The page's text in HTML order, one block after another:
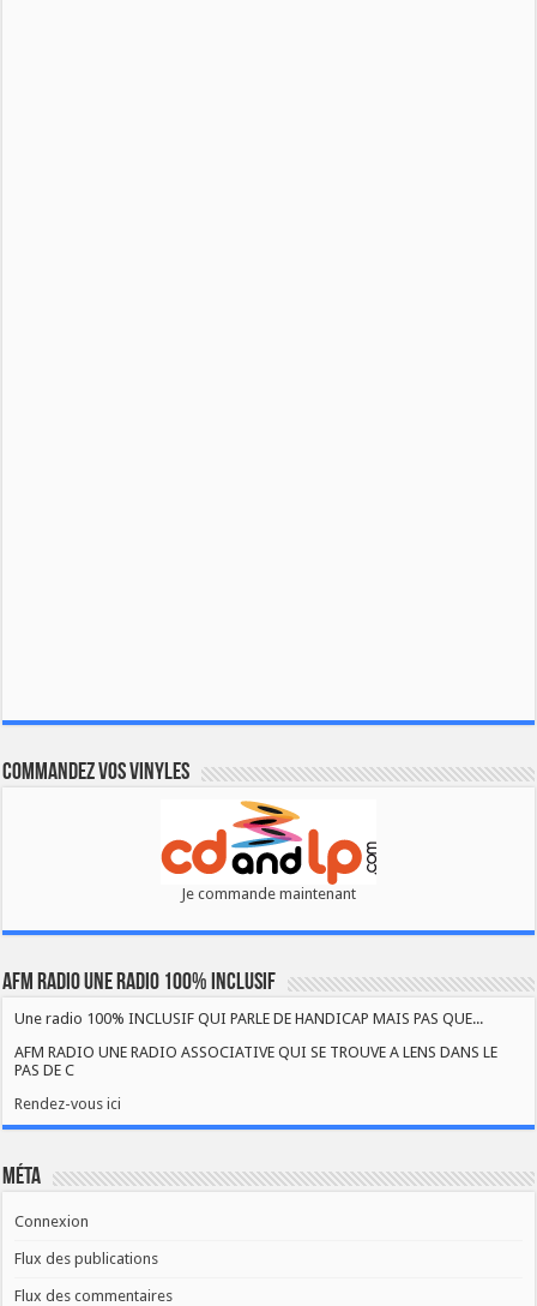
Commandez vos vinyles
Je commande maintenant
AFM RADIO UNE RADIO 100% INCLUSIF
Une radio 100% INCLUSIF QUI PARLE DE HANDICAP MAIS PAS QUE...
AFM RADIO UNE RADIO ASSOCIATIVE QUI SE TROUVE A LENS DANS LE
PAS DE C
Rendez-vous ici
Méta
Connexion
Flux des publications
Flux des commentaires